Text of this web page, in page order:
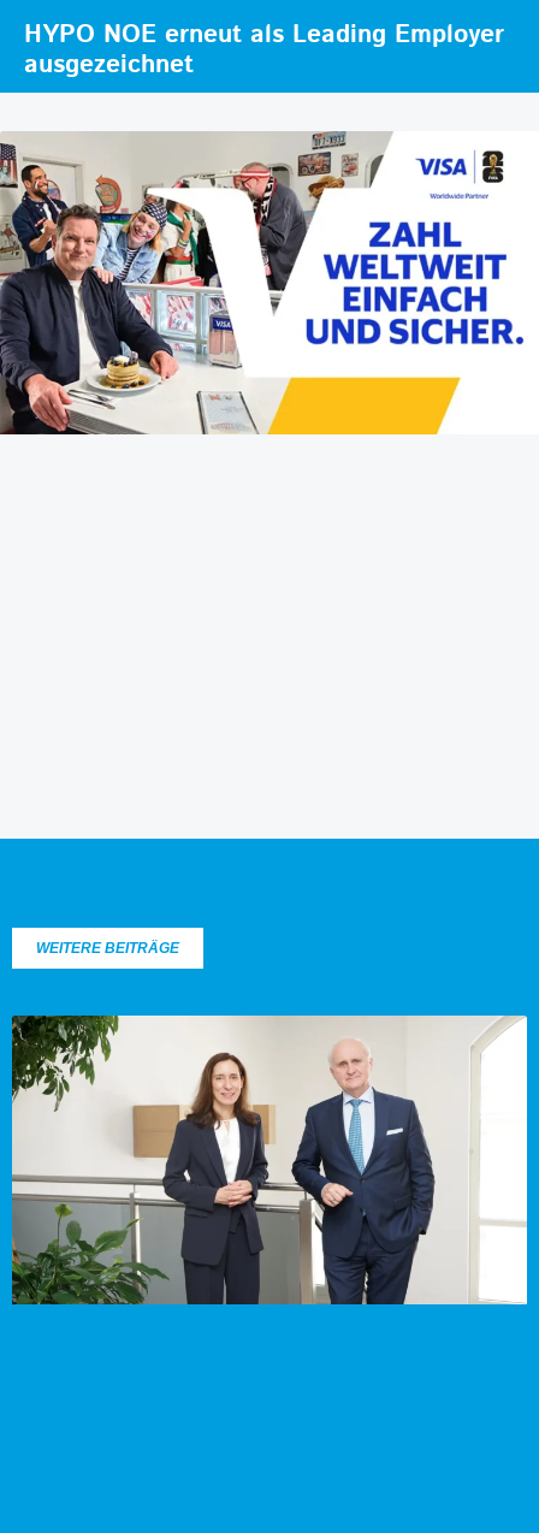
HYPO NOE erneut als Leading Employer
ausgezeichnet
WEITERE BEITRÄGE